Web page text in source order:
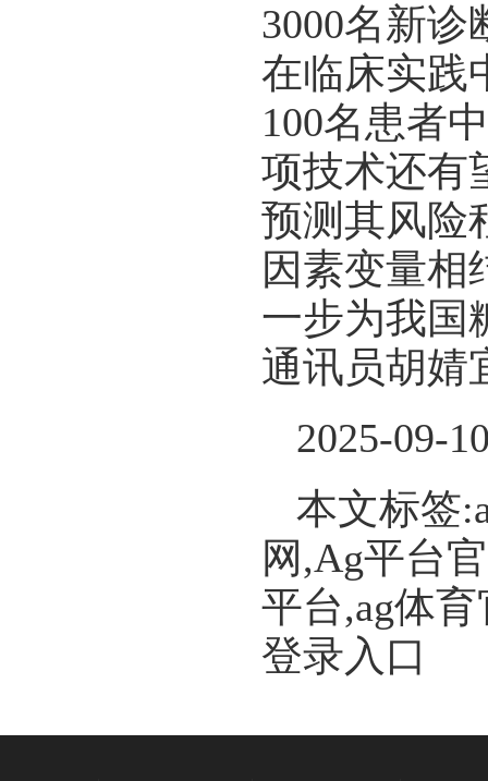
3000名新
在临床实践
100名患者
项技术还有
预测其风险
因素变量相
一步为我国
通讯员胡婧
2025-09-
本文标签
网,Ag平台
平台,ag体
登录入口